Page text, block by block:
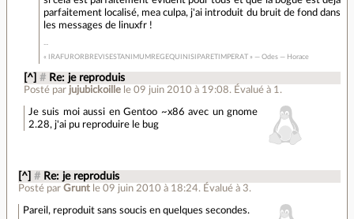
parfaitement localisé, mea culpa, j'ai introduit du bruit de fond dans
les messages de linuxfr !
« IRAFURORBREVISESTANIMUMREGEQUINISIPARETIMPERAT » — Odes — Horace
[^] # Re: je reproduis
Posté par jujubickoille le 09 juin 2010 à 19:08. Évalué à 1 .
Je suis moi aussi en Gentoo ~x86 avec un gnome
2.28, j'ai pu reproduire le bug
[^] # Re: je reproduis
Posté parGrunt le 09 juin 2010 à 18:24. Évalué à 3.
Pareil, reproduit sans soucis en quelques secondes.